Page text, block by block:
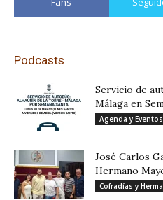
Podcasts
Servicio de
Málaga en
Agenda y Eventos
José Carlos
Hermano
Cofradías y